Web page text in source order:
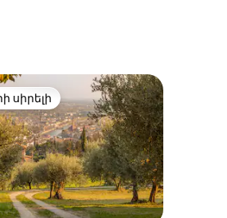
սիրելի լավագույն տները
սիրելի